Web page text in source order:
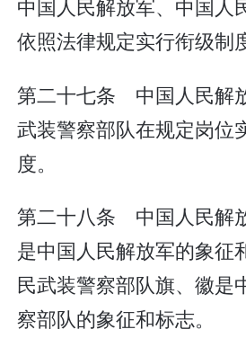
中国人民解放军、中国人
依照法律规定实行衔级制
第二十七条 中国人民解
武装警察部队在规定岗位
度。
第二十八条 中国人民解
是中国人民解放军的象征
民武装警察部队旗、徽是
察部队的象征和标志。